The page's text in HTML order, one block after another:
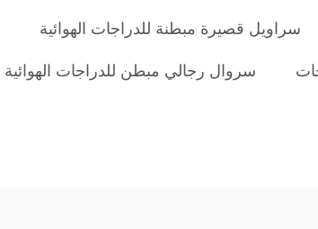
سراويل قصيرة مبطنة للدراجات الهوائية
سروال رجالي مبطن للدراجات الهوائية